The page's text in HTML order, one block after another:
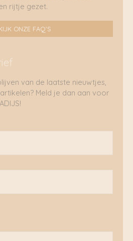
rijtje gezet.
ONZE FAQ'S
van de laatste nieuwtjes,
Meld je dan aan voor